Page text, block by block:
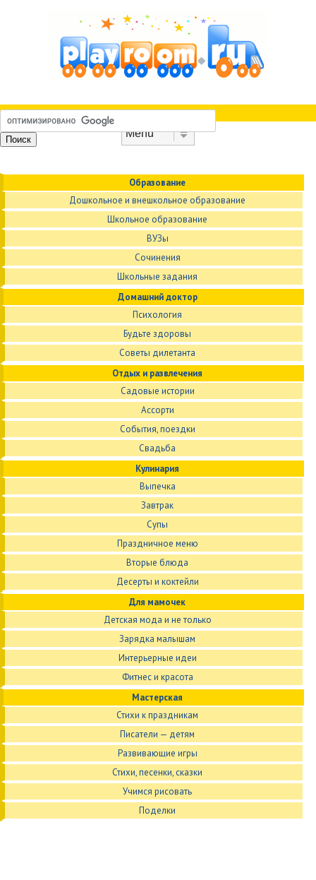
Образование
Дошкольное и внешкольное образование
Школьное образование
ВУЗы
Сочинения
Школьные задания
Домашний доктор
Психология
Будьте здоровы
Советы дилетанта
Отдых и развлечения
Садовые истории
Ассорти
События, поездки
Свадьба
Кулинария
Выпечка
Завтрак
Супы
Праздничное меню
Вторые блюда
Десерты и коктейли
Для мамочек
Детская мода и не только
Зарядка малышам
Интерьерные идеи
Фитнес и красота
Мастерская
Стихи к праздникам
Писатели — детям
Развивающие игры
Стихи, песенки, сказки
Учимся рисовать
Поделки